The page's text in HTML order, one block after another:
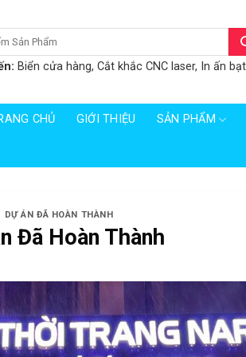
Biển cửa hàng, Cắt khắc CNC laser, In ấn
CHỦ GIỚI THIỆU SẢN PHẨM
DỰ ÁN ĐÃ HOÀN THÀNH
Đã Hoàn Thành